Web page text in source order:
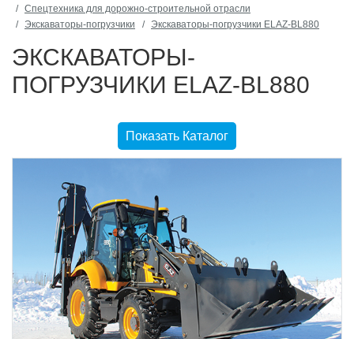
Спецтехника для дорожно-строительной отрасли
Экскаваторы-погрузчики
Экскаваторы-погрузчики ELAZ-BL880
ЭКСКАВАТОРЫ-
ПОГРУЗЧИКИ ELAZ-BL880
Показать Каталог